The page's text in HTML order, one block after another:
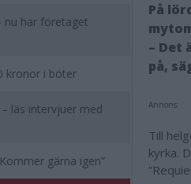
nu har företaget
kronor i böter
läs intervjuer med
gärna igen”
På
– Det
på,
Annons:
Till
kyrka.